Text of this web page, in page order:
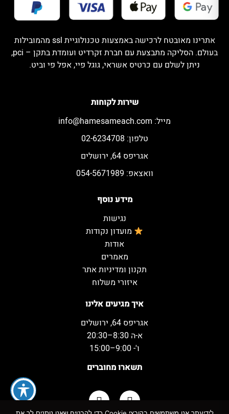
איך מגיעים אלינו
אגריפס 64, ירושלים
א-ה 8:30–20:30
ו'- 9:00–15:00
תשארו מחוברים
מידע נוסף
נגישות
מועדון נקודות
אודות
מאמרים
תקנון ומדיניות אתר
איזורי משלוח
שירות לקוחות
מייל: info@hamesameach.com
טלפון: 02-6234708
אגריפס 64, ירושלים
וואצאפ: 054-5671989
אתרינו מאובטח לרכישה באמצעות טכנולוגיית ssl מהמובילות
בעולם. הסליקה מתבצעת עם חברת זקרדיט ועומדת בתקן – pci,
ניתן לשלם עם כרטיס אשראי, גוגל פיי, אפל פי וביט.